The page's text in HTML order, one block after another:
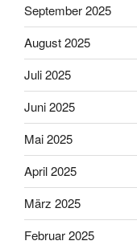
September 2025
August 2025
Juli 2025
Juni 2025
Mai 2025
April 2025
März 2025
Februar 2025